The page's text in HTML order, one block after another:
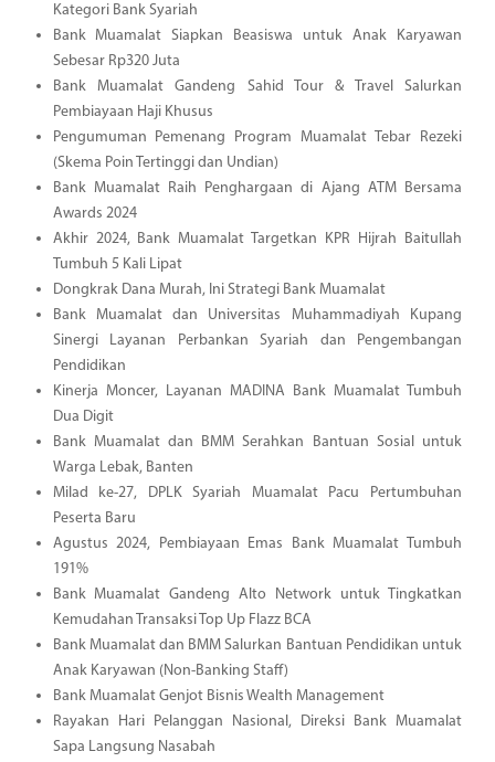
Kategori Bank Syariah
Bank Muamalat Siapkan Beasiswa untuk Anak Karyawan
Sebesar Rp320 Juta
Bank Muamalat Gandeng Sahid Tour & Travel Salurkan
Pembiayaan Haji Khusus
Pengumuman Pemenang Program Muamalat Tebar Rezeki
(Skema Poin Tertinggi dan Undian)
Bank Muamalat Raih Penghargaan di Ajang ATM Bersama
Awards 2024
Akhir 2024, Bank Muamalat Targetkan KPR Hijrah Baitullah
Tumbuh 5 Kali Lipat
Dongkrak Dana Murah, Ini Strategi Bank Muamalat
Bank Muamalat dan Universitas Muhammadiyah Kupang
Sinergi Layanan Perbankan Syariah dan Pengembangan
Pendidikan
Kinerja Moncer, Layanan MADINA Bank Muamalat Tumbuh
Dua Digit
Bank Muamalat dan BMM Serahkan Bantuan Sosial untuk
Warga Lebak, Banten
Milad ke-27, DPLK Syariah Muamalat Pacu Pertumbuhan
Peserta Baru
Agustus 2024, Pembiayaan Emas Bank Muamalat Tumbuh
191%
Bank Muamalat Gandeng Alto Network untuk Tingkatkan
Kemudahan Transaksi Top Up Flazz BCA
Bank Muamalat dan BMM Salurkan Bantuan Pendidikan untuk
Anak Karyawan (Non-Banking Staff)
Bank Muamalat Genjot Bisnis Wealth Management
Rayakan Hari Pelanggan Nasional, Direksi Bank Muamalat
Sapa Langsung Nasabah